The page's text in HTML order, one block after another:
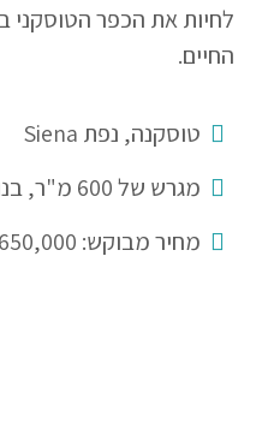
לחיות את הכפר הטוסקני
החיים.
טוסקנה, נפת Siena
מגרש של 600 מ"ר, בנוי 270 מ"ר
מחיר מבוקש: 650,000 יורו